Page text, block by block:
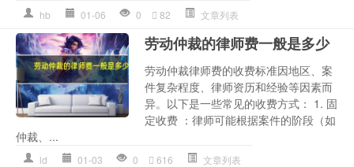
hb 01-06 0 82 文章列表
劳动仲裁的律师费一般是多少
劳动仲裁律师费的收费标准因地区、案
件复杂程度、律师资历和经验等因素而
异。以下是一些常见的收费方式： 1. 固
定收费 ：律师可能根据案件的阶段（如
仲裁、...
ld 01-03 0 616 文章列表